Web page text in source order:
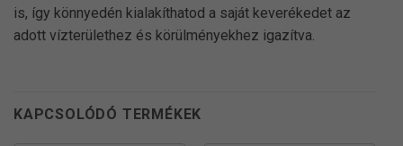
is, így könnyedén kialakíthatod a saját keverékedet az
adott vízterülethez és körülményekhez igazítva.
KAPCSOLÓDÓ TERMÉKEK